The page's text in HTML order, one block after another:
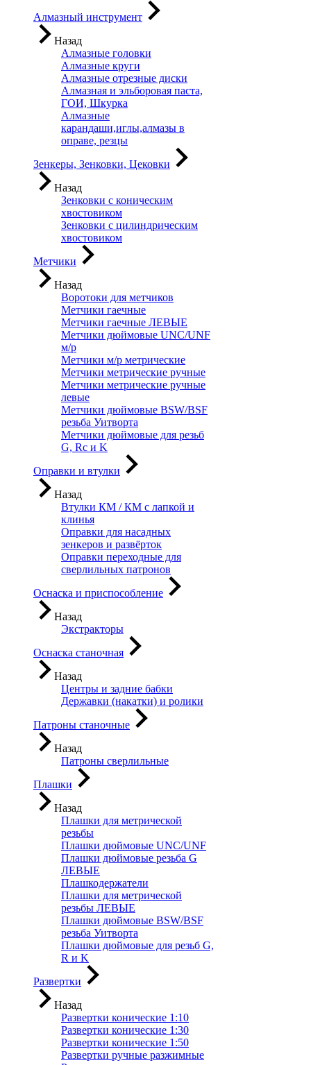
Алмазный инструмент
Назад
Алмазные головки
Алмазные круги
Алмазные отрезные диски
Алмазная и эльборовая паста,
ГОИ, Шкурка
Алмазные
карандаши,иглы,алмазы в
оправе, резцы
Зенкеры, Зенковки, Цековки
Назад
Зенковки с коническим
хвостовиком
Зенковки с цилиндрическим
хвостовиком
Метчики
Назад
Воротоки для метчиков
Метчики гаечные
Метчики гаечные ЛЕВЫЕ
Метчики дюймовые UNC/UNF
м/р
Метчики м/р метрические
Метчики метрические ручные
Метчики метрические ручные
левые
Метчики дюймовые BSW/BSF
резьба Уитворта
Метчики дюймовые для резьб
G, Rc и K
Оправки и втулки
Назад
Втулки КМ / КМ с лапкой и
клинья
Оправки для насадных
зенкеров и развёрток
Оправки переходные для
сверлильных патронов
Оснаска и приспособление
Назад
Экстракторы
Оснаска станочная
Назад
Центры и задние бабки
Державки (накатки) и ролики
Патроны станочные
Назад
Патроны сверлильные
Плашки
Назад
Плашки для метрической
резьбы
Плашки дюймовые UNC/UNF
Плашки дюймовые резьба G
ЛЕВЫЕ
Плашкодержатели
Плашки для метрической
резьбы ЛЕВЫЕ
Плашки дюймовые BSW/BSF
резьба Уитворта
Плашки дюймовые для резьб G,
R и K
Развертки
Назад
Развертки конические 1:10
Развертки конические 1:30
Развертки конические 1:50
Развертки ручные разжимные